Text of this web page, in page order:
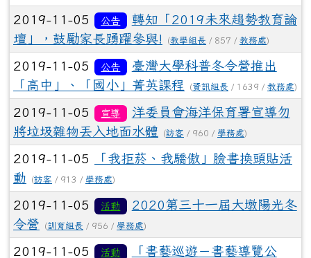
2019-11-05 公告
轉知「2019未來趨勢教育論
壇」，鼓勵家長踴躍參與!
(教學組長 / 857 / 教務處)
2019-11-05 公告
臺灣大學科普冬令營推出
「高中」、「國小」菁英課程
(資訊組長 / 1639 / 教務處)
2019-11-05 宣導
洋委員會海洋保育署宣導勿
將垃圾雜物丟入地面水體
(訪客 / 960 / 學務處)
2019-11-05
「我拒菸、我驕傲」臉書換頭貼活
動
(訪客 / 913 / 學務處)
2019-11-05 活動
2020第三十一屆大墩陽光冬
令營
(訓育組長 / 956 / 學務處)
2019-11-05 活動
「書藝巡遊－書藝導覽公